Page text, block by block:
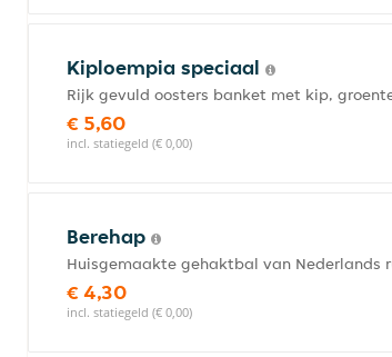
Kiploempia speciaal
Rijk gevuld oosters banket met kip,
€ 5,60
incl. statiegeld (€ 0,00)
Berehap
Huisgemaakte gehaktbal van Nederlands
€ 4,30
incl. statiegeld (€ 0,00)